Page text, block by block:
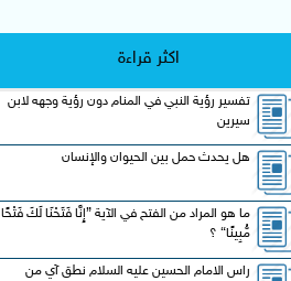
اكثر قراءة
تفسير رؤية النبي في المنام دون رؤية وجهه لابن
سيرين
هل يحدث حمل بين الحيوان والإنسان
ما هو المراد من الفتح في الآية {إِنَّا فَتَحْنَا لَكَ فَتْحًا
مُّبِينًا} ؟
راس الامام الحسين عليه السلام نطق آي من